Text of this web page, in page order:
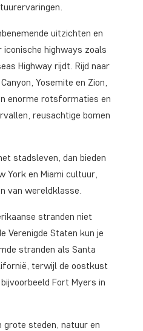
uitzichten en
highways zoals
Highway rijdt. Rijd naar
Yosemite en Zion,
enorme rotsformaties en
reusachtige bomen
stadsleven, dan bieden
York en Miami cultuur,
van wereldklasse.
stranden niet
Verenigde Staten kun je
stranden als Santa
terwijl de oostkust
Fort Myers in
grote steden, natuur en